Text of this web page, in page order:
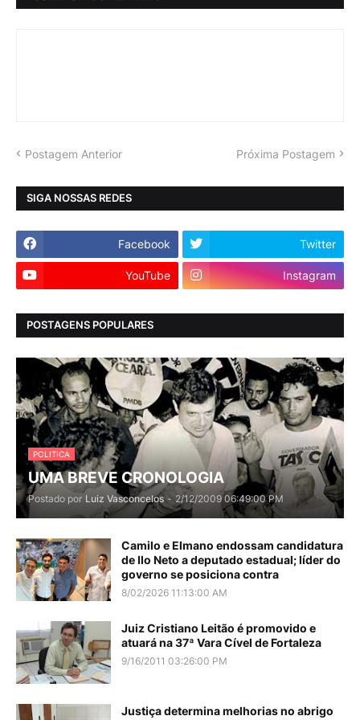
Postagem Anterior Próxima Postagem
SIGA NOSSAS REDES
Facebook Twitter
YouTube Instagram
POSTAGENS POPULARES
POLITICA
UMA BREVE CRONOLOGIA
Postado por Luiz Vasconcelos - 2/12/2009 06:49:00 PM
Camilo e Elmano endossam candidatura
de Ilo Neto a deputado estadual; líder do
governo se posiciona contra
8/02/2026 11:13:00 AM
Juiz Cristiano Leitão é promovido e
atuará na 37ª Vara Cível de Fortaleza
9/16/2011 03:26:00 PM
Justiça determina melhorias no abrigo